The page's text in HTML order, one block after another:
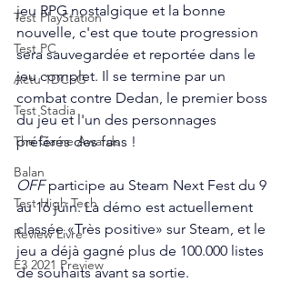
Test PlayStation
Test PC
Actu 1DCoG
Test Stadia
The Game Awards
Balan
Test High Tech
Review Livre
E3 2021 Preview
jeu RPG nostalgique et la bonne
nouvelle, c'est que toute progression
sera sauvegardée et reportée dans le
jeu complet. Il se termine par un
combat contre Dedan, le premier boss
du jeu et l'un des personnages
préférés des fans !
OFF participe au Steam Next Fest du 9
au 16 juin. La démo est actuellement
classée «Très positive» sur Steam, et le
jeu a déjà gagné plus de 100.000 listes
de souhaits avant sa sortie.